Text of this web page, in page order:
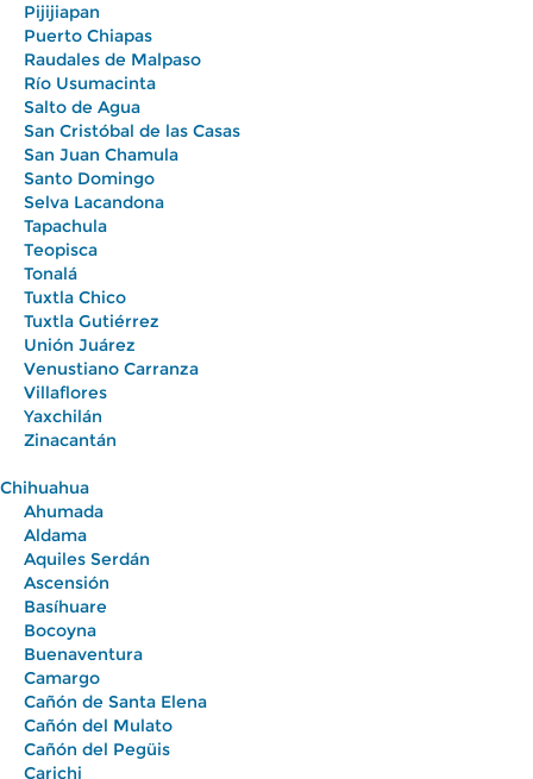
Pijijiapan
Puerto Chiapas
Raudales de Malpaso
Río Usumacinta
Salto de Agua
San Cristóbal de las Casas
San Juan Chamula
Santo Domingo
Selva Lacandona
Tapachula
Teopisca
Tonalá
Tuxtla Chico
Tuxtla Gutiérrez
Unión Juárez
Venustiano Carranza
Villaflores
Yaxchilán
Zinacantán
Chihuahua
Ahumada
Aldama
Aquiles Serdán
Ascensión
Basíhuare
Bocoyna
Buenaventura
Camargo
Cañón de Santa Elena
Cañón del Mulato
Cañón del Pegüis
Carichi